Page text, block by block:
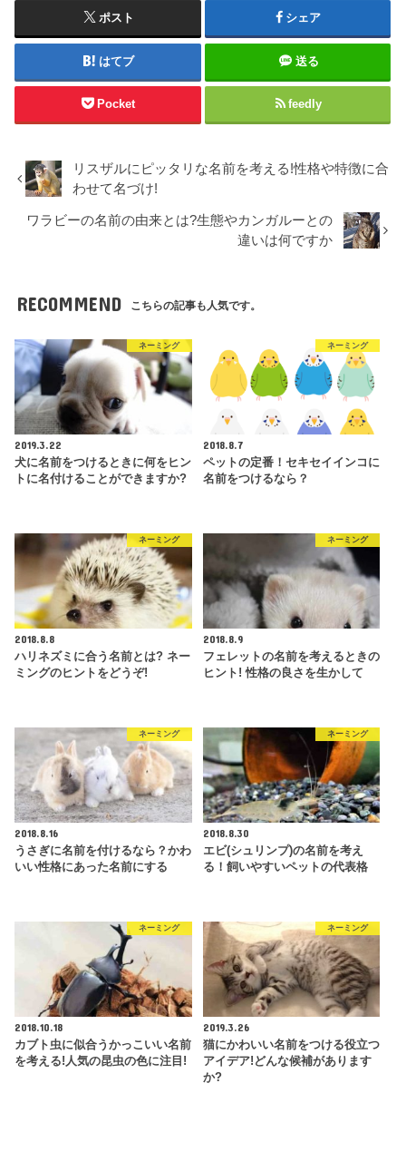
ポスト シェア
はてブ 送る
Pocket feedly
リスザルにピッタリな名前を考える!性格や特徴に合
わせて名づけ!
ワラビーの名前の由来とは?生態やカンガルーとの
違いは何ですか
RECOMMEND こちらの記事も人気です。
ネーミング
2019.3.22
犬に名前をつけるときに何をヒン
トに名付けることができますか?
ネーミング
2018.8.7
ペットの定番！セキセイインコに
名前をつけるなら？
ネーミング
2018.8.8
ハリネズミに合う名前とは? ネー
ミングのヒントをどうぞ!
ネーミング
2018.8.9
フェレットの名前を考えるときの
ヒント! 性格の良さを生かして
ネーミング
2018.8.16
うさぎに名前を付けるなら？かわ
いい性格にあった名前にする
ネーミング
2018.8.30
エビ(シュリンプ)の名前を考え
る！飼いやすいペットの代表格
ネーミング
2018.10.18
カブト虫に似合うかっこいい名前
を考える!人気の昆虫の色に注目!
ネーミング
2019.3.26
猫にかわいい名前をつける役立つ
アイデア!どんな候補があります
か?